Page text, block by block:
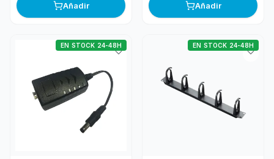
Añadir Añadir
EN STOCK 24-48H EN STOCK 24-48H